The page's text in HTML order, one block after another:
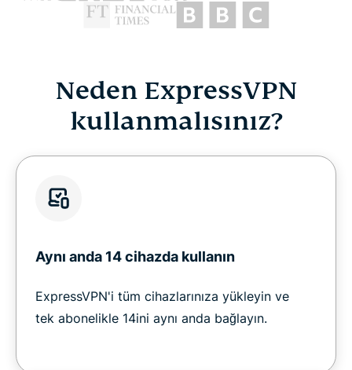
Neden ExpressVPN
kullanmalısınız?
Aynı anda 14 cihazda kullanın
ExpressVPN'i tüm cihazlarınıza yükleyin ve
tek abonelikle 14ini aynı anda bağlayın.